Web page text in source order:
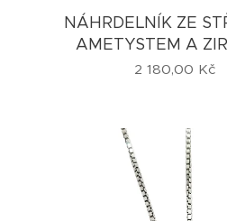
NÁHRDELNÍK ZE
AMETYSTEM A
2 180,00 Kč